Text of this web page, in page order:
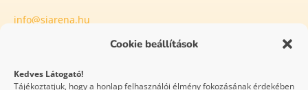
Cookie beállítások
Kedves Látogató!
Tájékoztatjuk, hogy a honlap felhasználói élmény fokozásának érdekében
info@siarena.hu